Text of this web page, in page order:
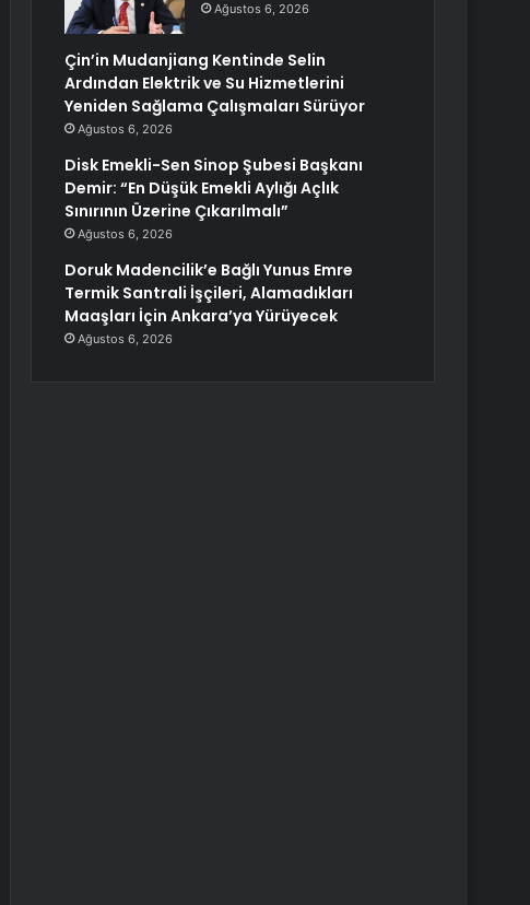
Ağustos 6, 2026
Çin’in Mudanjiang Kentinde Selin
Ardından Elektrik ve Su Hizmetlerini
Yeniden Sağlama Çalışmaları Sürüyor
Ağustos 6, 2026
Disk Emekli-Sen Sinop Şubesi Başkanı
Demir: “En Düşük Emekli Aylığı Açlık
Sınırının Üzerine Çıkarılmalı”
Ağustos 6, 2026
Doruk Madencilik’e Bağlı Yunus Emre
Termik Santrali İşçileri, Alamadıkları
Maaşları İçin Ankara’ya Yürüyecek
Ağustos 6, 2026